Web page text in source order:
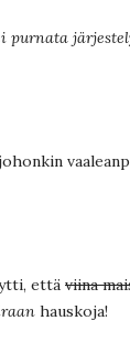
purnata
että viina
hauskoja!